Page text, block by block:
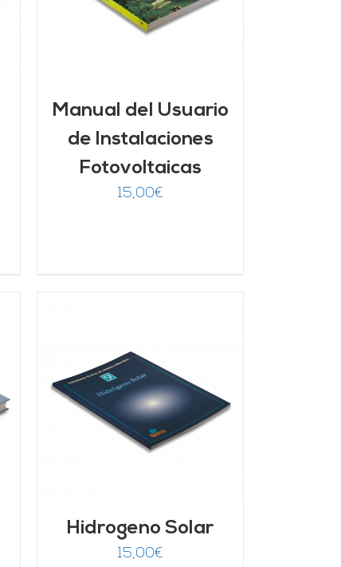
Manual del Usuario
de Instalaciones
Fotovoltaicas
15,00€
Hidrogeno Solar
15,00€